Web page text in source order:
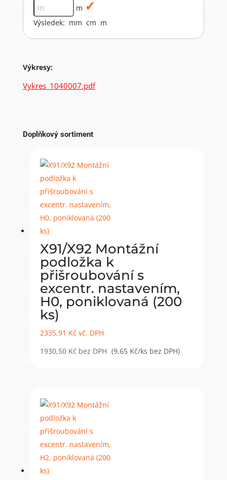
m
Výsledek: mm cm m
Výkresy:
Vykres_1040007.pdf
Doplňkový sortiment
X91/X92 Montážní
podložka k
přišroubování s
excentr. nastavením,
H0, poniklovaná (200
ks)
2335,91 Kč vč. DPH
1930,50 Kč bez DPH (9,65 Kč/ks bez DPH)